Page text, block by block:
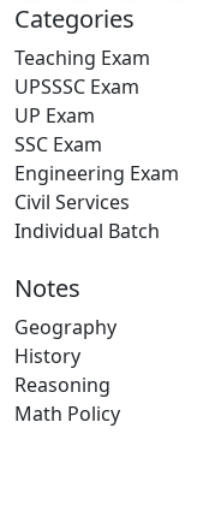
Categories
Teaching Exam
UPSSSC Exam
UP Exam
SSC Exam
Engineering Exam
Civil Services
Individual Batch
Notes
Geography
History
Reasoning
Math Policy